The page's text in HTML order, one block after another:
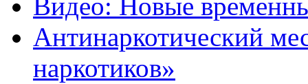
Видео: Новые
Антинаркотический
наркотиков»